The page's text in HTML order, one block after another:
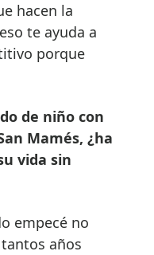
hacen la
te ayuda a
porque
de niño con
Mamés, ¿ha
vida sin
empecé no
años